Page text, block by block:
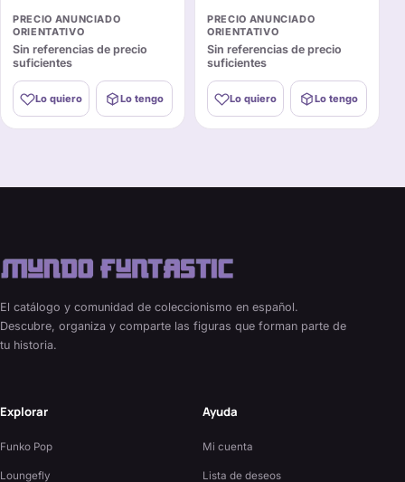
PRECIO ANUNCIADO
ORIENTATIVO
Sin referencias de precio
suficientes
Lo quiero Lo tengo
PRECIO ANUNCIADO
ORIENTATIVO
Sin referencias de precio
suficientes
Lo quiero Lo tengo
El catálogo y comunidad de coleccionismo en español.
Descubre, organiza y comparte las figuras que forman parte de
tu historia.
Explorar
Funko Pop
Loungefly
Ayuda
Mi cuenta
Lista de deseos